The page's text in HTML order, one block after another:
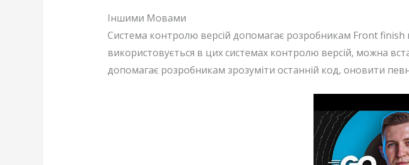
Іншими Мовами
Система контролю версій допомагає розробникам Front finish
використовується в цих системах контролю версій, можна
допомагає розробникам зрозуміти останній код, оновити